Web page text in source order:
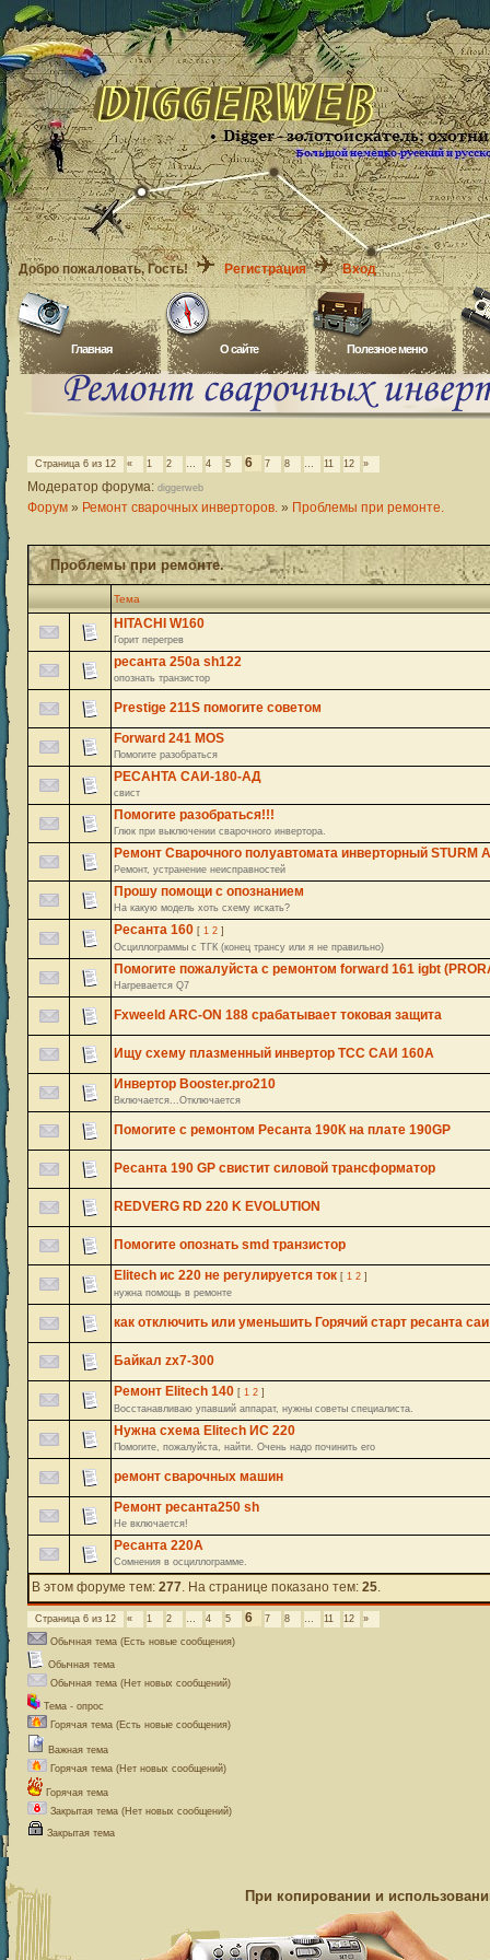
Добро пожаловать, Гость! Регистрация Вход
Главная O сайте Полезное меню
Страница 6 из 12 « 1 2 … 4 5 6 7 8 … 11 12 »
Модератор форума: diggerweb
Форум » Ремонт сварочных инверторов. » Проблемы при ремонте.
Проблемы при ремонте.
Тема
HITACHI W160
Горит перегрев
ресанта 250а sh122
опознать транзистор
Prestige 211S помогите советом
Forward 241 MOS
Помогите разобраться
РЕСАНТА САИ-180-АД
свист
Помогите разобраться!!!
Глюк при выключении сварочного инвертора.
Ремонт Сварочного полуавтомата инверторный STURM
Ремонт, устранение неисправностей
Прошу помощи с опознанием
На какую модель хоть схему искать?
Ресанта 160 [ 1 2 ]
Осциллограммы с ТГК (конец трансу или я не правильно)
Помогите пожалуйста с ремонтом forward 161 igbt
Нагревается Q7
Fxweeld ARC-ON 188 срабатывает токовая защита
Ищу схему плазменный инвертор ТСС САИ 160А
Инвертор Booster.pro210
Включается...Отключается
Помогите с ремонтом Ресанта 190К на плате 190GP
Ресанта 190 GP свистит силовой трансформатор
REDVERG RD 220 K EVOLUTION
Помогите опознать smd транзистор
Elitech ис 220 не регулируется ток [ 1 2 ]
нужна помощь в ремонте
как отключить или уменьшить Горячий старт ресанта
Байкал zx7-300
Ремонт Elitech 140 [ 1 2 ]
Восстанавливаю упавший аппарат, нужны советы специалиста.
Нужна схема Elitech ИС 220
Помогите, пожалуйста, найти. Очень надо починить его
ремонт сварочных машин
Ремонт ресанта250 sh
Не включается!
Ресанта 220А
Сомнения в осциллограмме.
В этом форуме тем: 277. На странице показано тем: 25.
Страница 6 из 12 « 1 2 … 4 5 6 7 8 … 11 12 »
Обычная тема (Есть новые сообщения)
Обычная тема
Обычная тема (Нет новых сообщений)
Тема - опрос
Горячая тема (Есть новые сообщения)
Важная тема
Горячая тема (Нет новых сообщений)
Горячая тема
Закрытая тема (Нет новых сообщений)
Закрытая тема
При копировании и